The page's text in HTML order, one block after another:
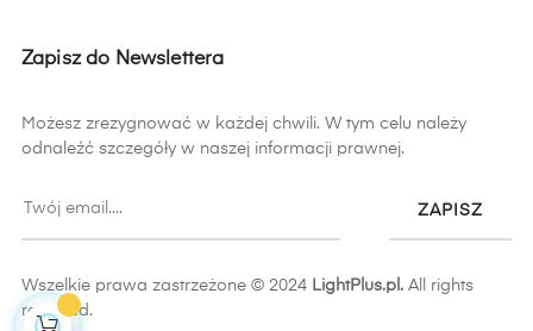
Zapisz do Newslettera
Możesz zrezygnować w każdej chwili. W tym celu należy
odnaleźć szczegóły w naszej informacji prawnej.
ZAPISZ
Wszelkie prawa zastrzeżone © 2024 LightPlus.pl. All rights
reserved.